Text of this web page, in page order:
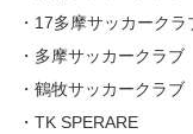
・17多摩サッカークラ
・多摩サッカークラブ
・鶴牧サッカークラブ
・TK SPERARE